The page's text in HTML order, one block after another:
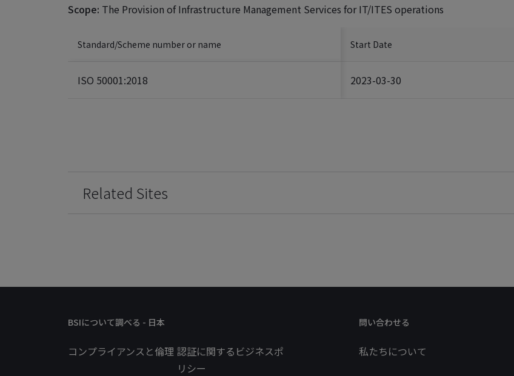
Scope: The Provision of Infrastructure Management Services for IT/ITES operations
Standard/Scheme number or name Start Date
ISO 50001:2018 2023-03-30
Related Sites
BSIについて調べる - 日本
コンプライアンスと倫理 認証に関するビジネスポ
リシー
問い合わせる
私たちについて